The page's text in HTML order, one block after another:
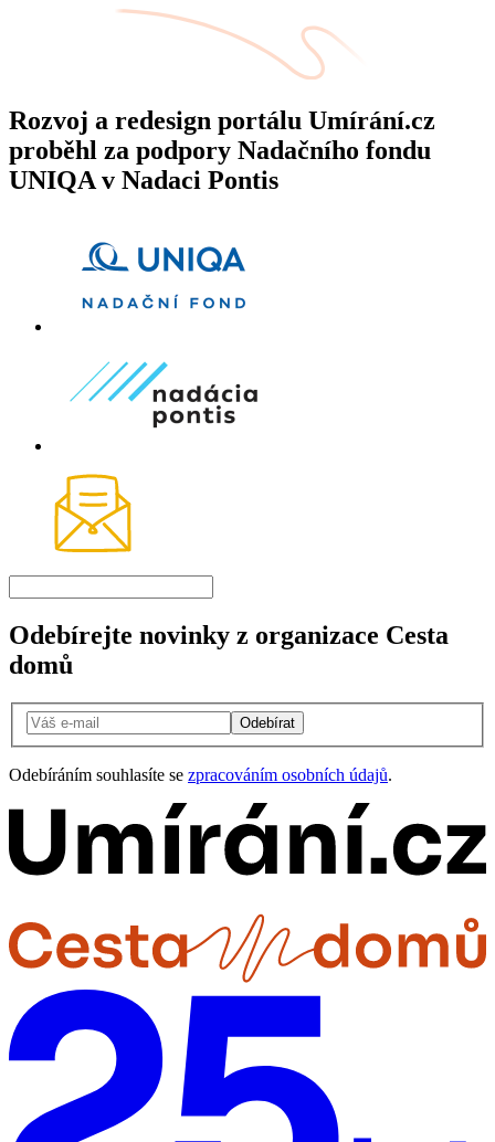
Rozvoj a redesign portálu Umírání.cz
proběhl za podpory Nadačního fondu
UNIQA v Nadaci Pontis
Odebírejte novinky z organizace Cesta
domů
Odebírat
Odebíráním souhlasíte se zpracováním osobních údajů.